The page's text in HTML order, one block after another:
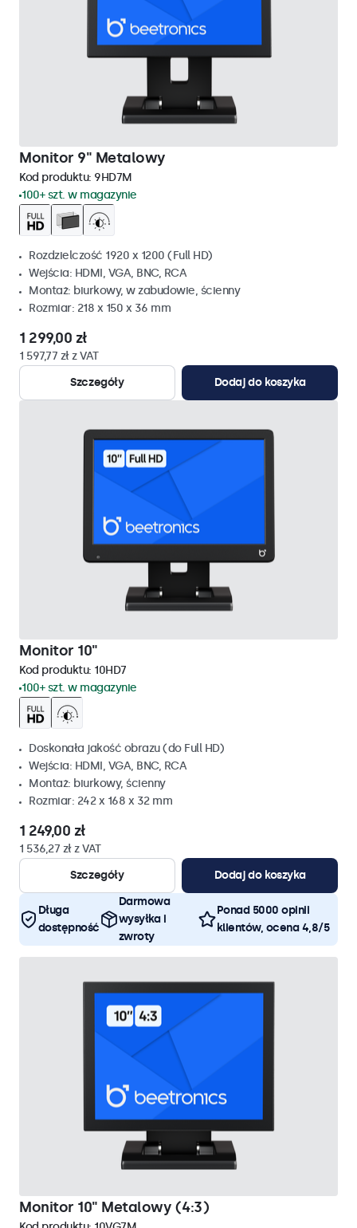
Monitor 9" Metalowy
Kod produktu: 9HD7M
100+ szt. w magazynie
Rozdzielczość 1920 x 1200 (Full HD)
Wejścia: HDMI, VGA, BNC, RCA
Montaż: biurkowy, w zabudowie, ścienny
Rozmiar: 218 x 150 x 36 mm
1 299,00 zł
1 597,77 zł z VAT
Szczegóły
Dodaj do koszyka
Monitor 10"
Kod produktu: 10HD7
100+ szt. w magazynie
Doskonała jakość obrazu (do Full HD)
Wejścia: HDMI, VGA, BNC, RCA
Montaż: biurkowy, ścienny
Rozmiar: 242 x 168 x 32 mm
1 249,00 zł
1 536,27 zł z VAT
Szczegóły
Dodaj do koszyka
Długa
dostępność
Darmowa
wysyłka i
zwroty
Ponad 5000 opinii
klientów, ocena 4,8/5
Monitor 10" Metalowy (4:3)